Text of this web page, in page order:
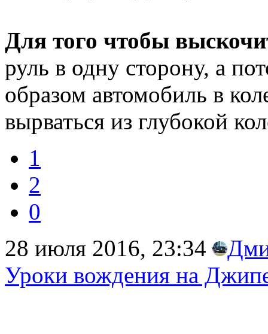
Для того чтобы
руль в одну сторону, а
образом автомобиль в
вырваться из глубокой
1
2
0
28 июля 2016, 23:34
Уроки вождения на